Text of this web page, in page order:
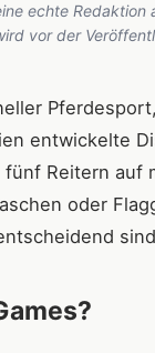
echte
vor der
entwickelte
Reitern auf
oder